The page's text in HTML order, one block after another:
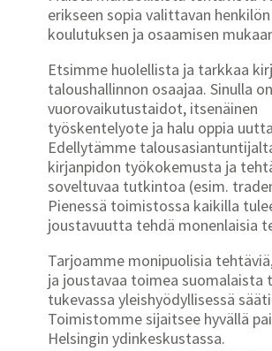
erikseen sopia valittavan henkilön
koulutuksen ja osaamisen
Etsimme huolellista ja tarkkaa
taloushallinnon osaajaa. Sinulla
vuorovaikutustaidot, itsenäinen
työskentelyote ja halu oppia
Edellytämme
kirjanpidon työkokemusta ja
soveltuvaa tutkintoa (esim.
Pienessä toimistossa kaikilla
joustavuutta tehdä monenlaisia
Tarjoamme monipuolisia
ja joustavaa toimea suomalaista
tukevassa yleishyödyllisessä
Toimistomme sijaitsee hyvällä
Helsingin ydinkeskustassa.